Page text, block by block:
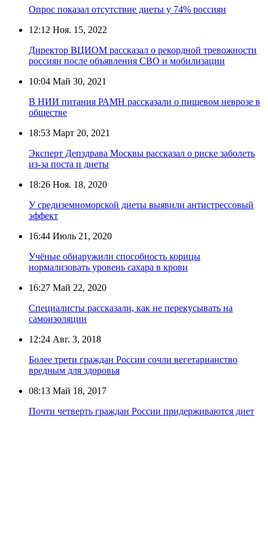
Опрос показал отсутствие диеты у 74% россиян
12:12 Ноя. 15, 2022
Директор ВЦИОМ рассказал о рекордной тревожности
россиян после объявления СВО и мобилизации
10:04 Май 30, 2021
В НИИ питания РАМН рассказали о пищевом неврозе в
обществе
18:53 Март 20, 2021
Эксперт Депздрава Москвы рассказал о риске заболеть
из-за поста и диеты
18:26 Ноя. 18, 2020
У средиземноморской диеты выявили антистрессовый
эффект
16:44 Июль 21, 2020
Учёные обнаружили способность корицы
нормализовать уровень сахара в крови
16:27 Май 22, 2020
Специалисты рассказали, как не перекусывать на
самоизоляции
12:24 Авг. 3, 2018
Более трети граждан России сочли вегетарианство
вредным для здоровья
08:13 Май 18, 2017
Почти четверть граждан России придерживаются диет